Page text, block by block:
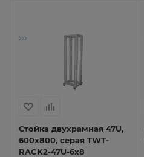
Стойка двухрамная 47U,
600x800, серая TWT-
RACK2-47U-6x8